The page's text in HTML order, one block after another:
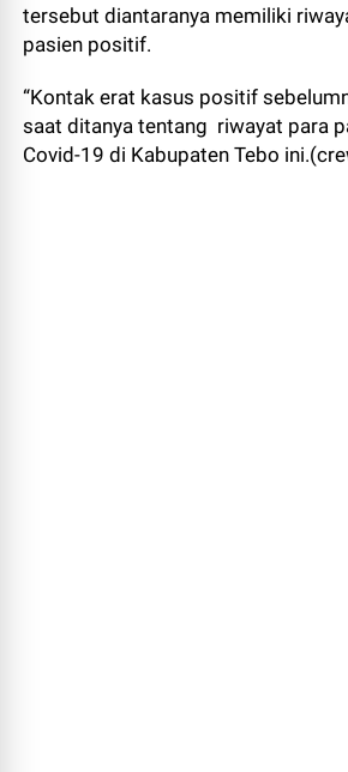
tersebut diantaranya memiliki
pasien positif.
“Kontak erat kasus positif
saat ditanya tentang riwayat para
Covid-19 di Kabupaten Tebo